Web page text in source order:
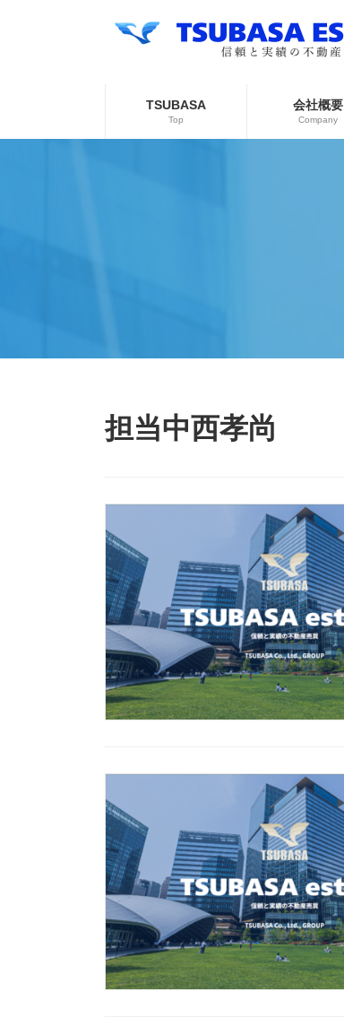
キ
に
TSUBASA
Top
会社概要
Company
担当中西孝尚